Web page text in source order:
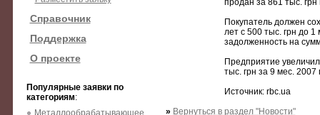
Справочник
Поддержка
О проекте
Популярные заявки по
категориям:
Металлообрабатывающее
продан за 861 тыс.
Покупатель должен
лет с 500 тыс. грн до 1
задолженность на
Предприятие
тыс. грн за 9 мес. 2007
Источник: rbc.ua
» Вернуться в раздел "Новости"